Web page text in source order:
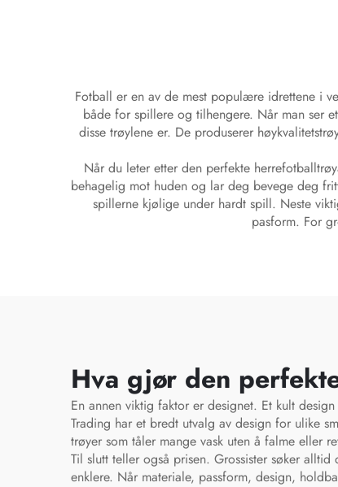
Fotball er en av de mest populære idrettene i
både for spillere og tilhengere. Når man ser
disse trøylene er. De produserer
Når du leter etter den perfekte
behagelig mot huden og lar deg bevege deg
spillerne kjølige under hardt spill. Neste
pasform. For
Hva gjør den
En annen viktig faktor er designet. Et kult
Trading har et bredt utvalg av design for ulike
trøyer som tåler mange vask uten å falme eller
Til slutt teller også prisen. Grossister søker
enklere. Når materiale, passform, design,